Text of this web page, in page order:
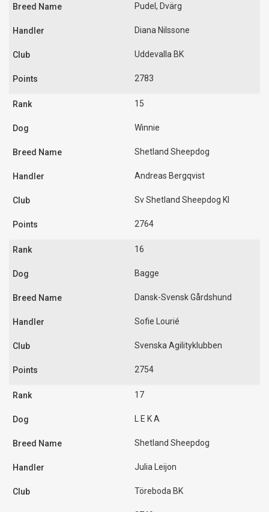
Pudel, Dvärg
Diana Nilssone
Uddevalla BK
2783
15
Winnie
Shetland Sheepdog
Andreas Bergqvist
Sv Shetland Sheepdog Kl
2764
16
Bagge
Dansk-Svensk Gårdshund
Sofie Lourié
Svenska Agilityklubben
2754
17
L E K A
Shetland Sheepdog
Julia Leijon
Töreboda BK